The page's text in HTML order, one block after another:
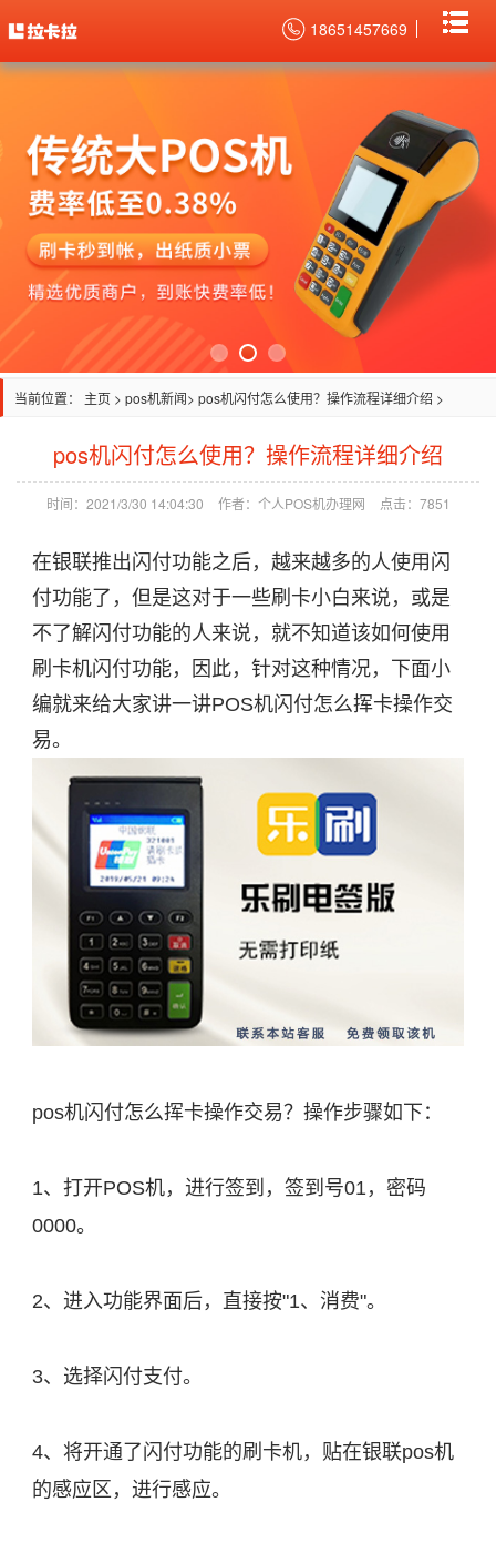
18651457669
当前位置： 主页 > pos机新闻> pos机闪付怎么使用？操作流程详细介绍 >
pos机闪付怎么使用？操作流程详细介绍
时间：2021/3/30 14:04:30 作者：个人POS机办理网 点击： 7851
在银联推出闪付功能之后，越来越多的人使用闪
付功能了，但是这对于一些刷卡小白来说，或是
不了解闪付功能的人来说，就不知道该如何使用
刷卡机闪付功能，因此，针对这种情况，下面小
编就来给大家讲一讲POS机闪付怎么挥卡操作交
易。
pos机闪付怎么挥卡操作交易？操作步骤如下：
1、打开POS机，进行签到，签到号01，密码
0000。
2、进入功能界面后，直接按"1、消费"。
3、选择闪付支付。
4、将开通了闪付功能的刷卡机，贴在银联pos机
的感应区，进行感应。